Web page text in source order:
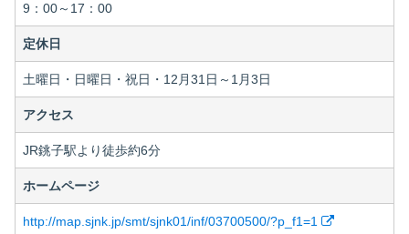
9：00～17：00
定休日
土曜日・日曜日・祝日・12月31日～1月3日
アクセス
JR銚子駅より徒歩約6分
ホームページ
http://map.sjnk.jp/smt/sjnk01/inf/03700500/?p_f1=1